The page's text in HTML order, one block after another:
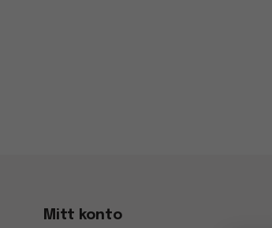
Mitt konto